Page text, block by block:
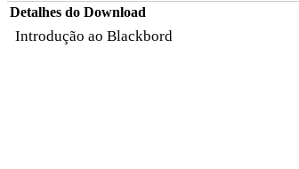
Detalhes do Download
Introdução ao Blackbord